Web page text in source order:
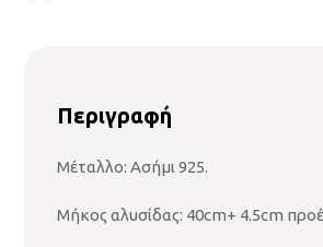
Περιγραφή
Μέταλλο: Ασήμι 925.
Μήκος αλυσίδας: 40cm+ 4.5cm